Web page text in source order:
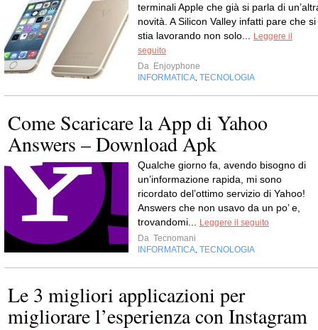
terminali Apple che già si parla di
novità. A Silicon Valley infatti pare che si
stia lavorando non solo...
Leggere il
seguito
Da Enjoyphone
INFORMATICA TECNOLOGIA
Come Scaricare la App di Yahoo
Answers – Download Apk
Qualche giorno fa, avendo bisogno di
un’informazione rapida, mi sono
ricordato del’ottimo servizio di Yahoo!
Answers che non usavo da un po’ e,
trovandomi...
Leggere il seguito
Da Tecnomani
INFORMATICA TECNOLOGIA
Le 3 migliori applicazioni per
migliorare l’esperienza con Instagram